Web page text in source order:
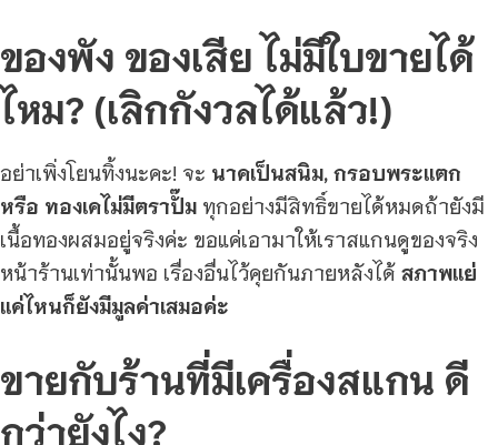
ของพัง ของเสีย ไม่มีใบขายได้
ไหม? (เลิกกังวลได้แล้ว!)
อย่าเพิ่งโยนทิ้งนะคะ! จะ นาคเป็นสนิม, กรอบพระแตก
หรือ ทองเคไม่มีตราปั๊ม ทุกอย่างมีสิทธิ์ขายได้หมดถ้ายังมี
เนื้อทองผสมอยู่จริงค่ะ ขอแค่เอามาให้เราสแกนดูของจริง
หน้าร้านเท่านั้นพอ เรื่องอื่นไว้คุยกันภายหลังได้ สภาพแย่
แค่ไหนก็ยังมีมูลค่าเสมอค่ะ
ขายกับร้านที่มีเครื่องสแกน ดี
กว่ายังไง?